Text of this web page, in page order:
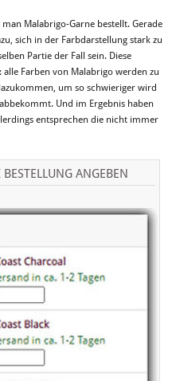
Malabrigo-Garne bestellt. Gerade
sich in der Farbdarstellung stark zu
Partie der Fall sein. Diese
Farben von Malabrigo werden zu
um so schwieriger wird
Und im Ergebnis haben
entsprechen die nicht immer
ANGEBEN